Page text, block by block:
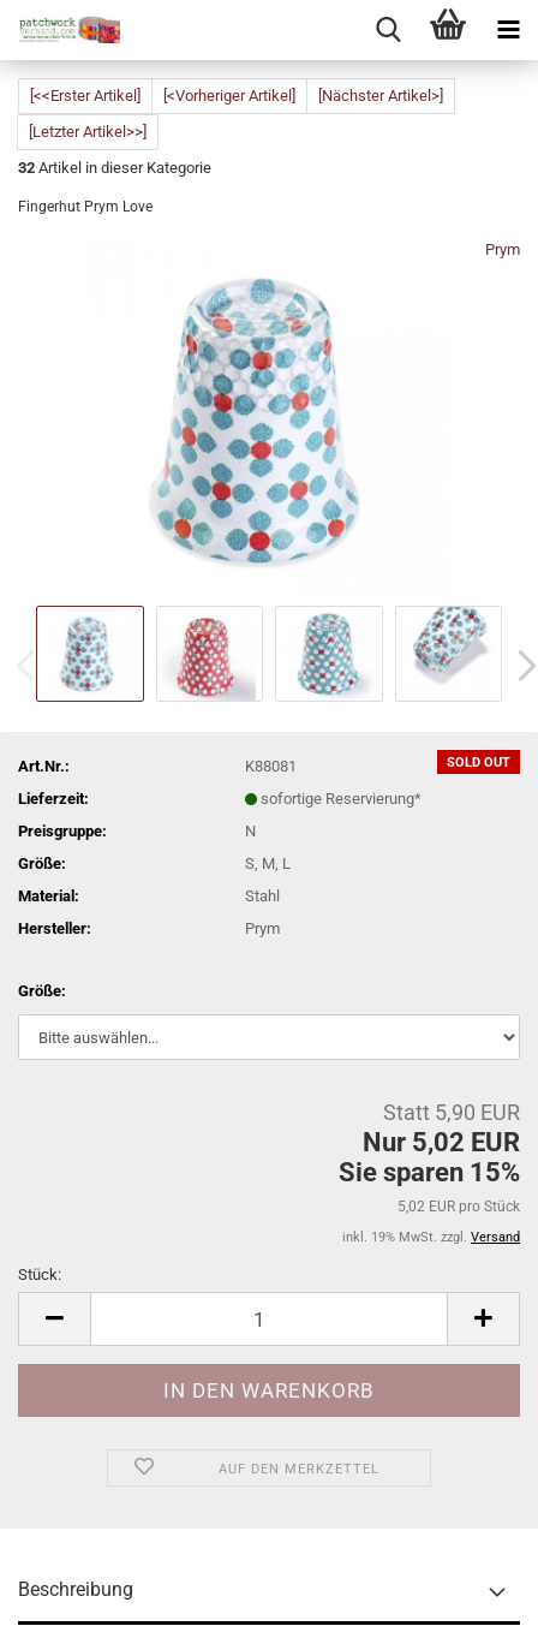
[<<Erster Artikel] [<Vorheriger Artikel]
[Nächster Artikel>]
[Letzter Artikel>>]
32 Artikel in dieser Kategorie
Fingerhut Prym Love
Prym
SOLD OUT
Art.Nr.:
K88081
Lieferzeit:
sofortige Reservierung*
Preisgruppe:
N
Größe:
S, M, L
Material:
Stahl
Hersteller:
Prym
Größe:
Statt 5,90 EUR
Nur 5,02 EUR
Sie sparen 15%
5,02 EUR pro Stück
inkl. 19% MwSt. zzgl. Versand
Stück:
AUF DEN MERKZETTEL
Beschreibung